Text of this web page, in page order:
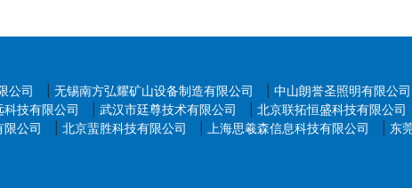
公司 无锡南方弘耀矿山设备制造有限公司 中山朗誉圣照明有限公司
科技有限公司 武汉市廷尊技术有限公司 北京联拓恒盛科技有限公司
限公司 北京蜚胜科技有限公司 上海思羲森信息科技有限公司 东